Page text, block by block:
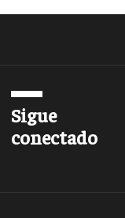
Sigue
conectado